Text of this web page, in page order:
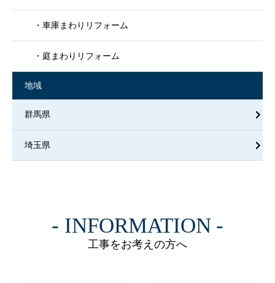
車庫まわりリフォーム
庭まわりリフォーム
地域
群馬県
埼玉県
INFORMATION
工事をお考えの方へ